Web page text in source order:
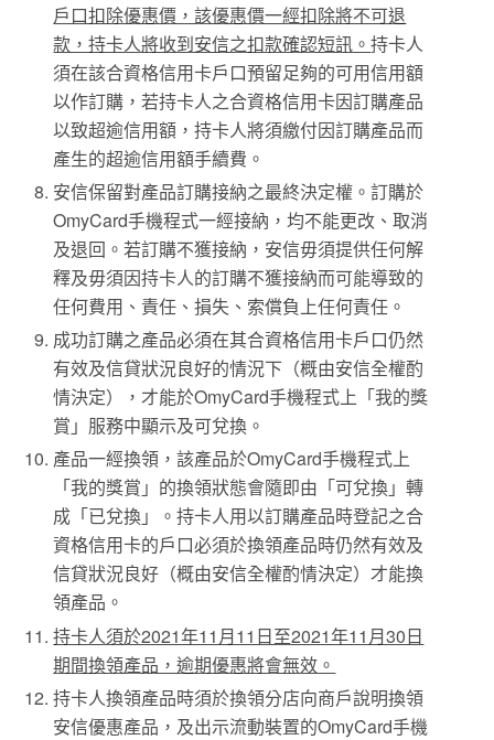
戶口扣除優惠價，該優惠價一經扣除將不可退
款，持卡人將收到安信之扣款確認短訊。持卡人
須在該合資格信用卡戶口預留足夠的可用信用額
以作訂購，若持卡人之合資格信用卡因訂購產品
以致超逾信用額，持卡人將須繳付因訂購產品而
產生的超逾信用額手續費。
安信保留對產品訂購接納之最終決定權。訂購於
OmyCard手機程式一經接納，均不能更改、取消
及退回。若訂購不獲接納，安信毋須提供任何解
釋及毋須因持卡人的訂購不獲接納而可能導致的
任何費用、責任、損失、索償負上任何責任。
成功訂購之產品必須在其合資格信用卡戶口仍然
有效及信貸狀況良好的情況下（概由安信全權酌
情決定），才能於OmyCard手機程式上「我的獎
賞」服務中顯示及可兌換。
產品一經換領，該產品於OmyCard手機程式上
「我的獎賞」的換領狀態會隨即由「可兌換」轉
成「已兌換」。持卡人用以訂購產品時登記之合
資格信用卡的戶口必須於換領產品時仍然有效及
信貸狀況良好（概由安信全權酌情決定）才能換
領產品。
持卡人須於2021年11月11日至2021年11月30日
期間換領產品，逾期優惠將會無效。
持卡人換領產品時須於換領分店向商戶說明換領
安信優惠產品，及出示流動裝置的OmyCard手機